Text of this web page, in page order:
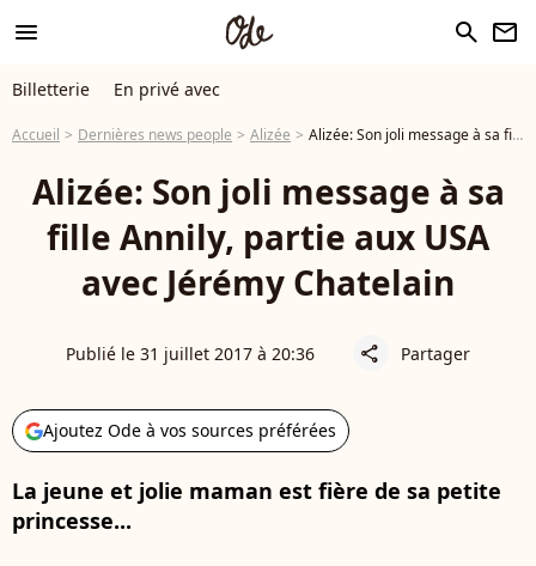
menu search newsletter
Billetterie En privé avec
Accueil Dernières news people Alizée Alizée: Son joli message à sa fille Annily, partie aux USA avec Jérémy Chatelain
Alizée: Son joli message à sa
fille Annily, partie aux USA
avec Jérémy Chatelain
Publié le 31 juillet 2017 à 20:36 share Partager
Ajoutez Ode à vos sources préférées
La jeune et jolie maman est fière de sa petite
princesse...